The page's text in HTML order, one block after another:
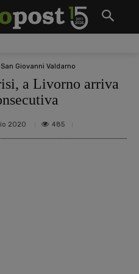
San Giovanni Valdarno
a Livorno arriva
2020 485